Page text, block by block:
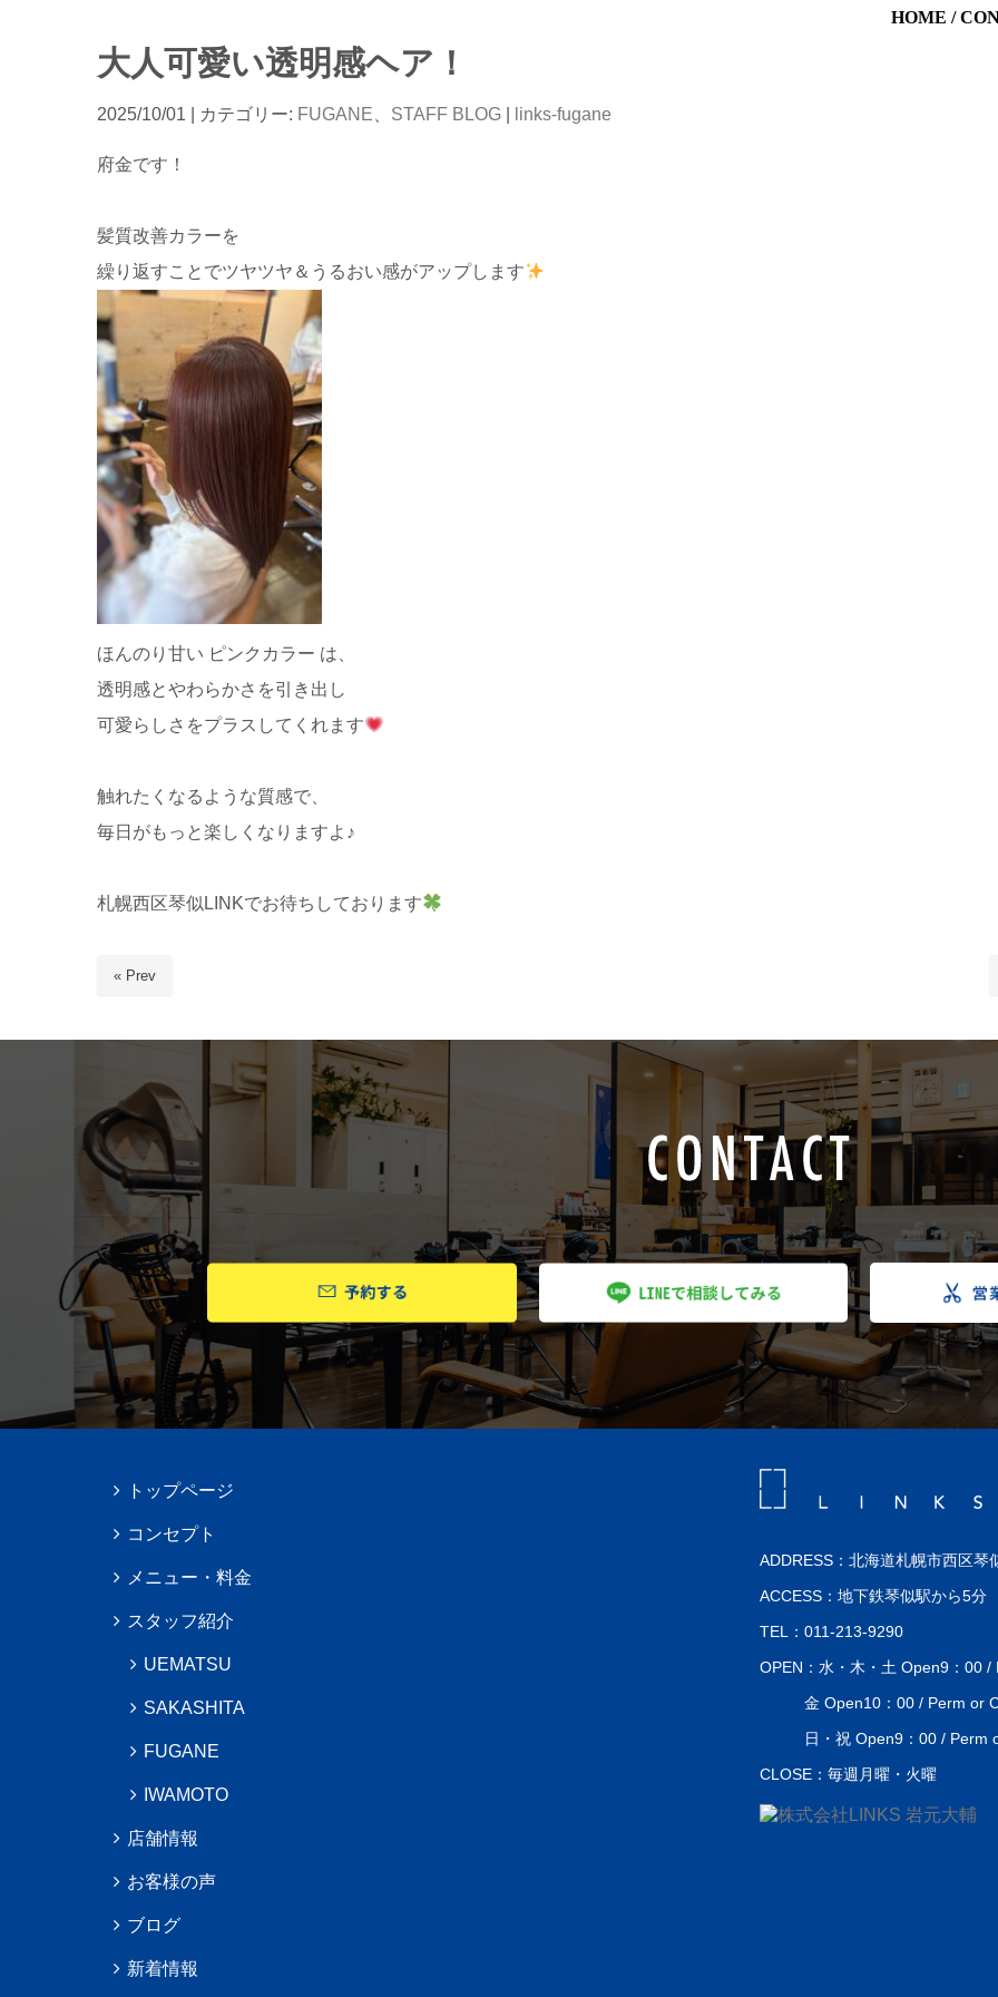
HOME /
大人可愛い透明感ヘア！
2025/10/01 | カテゴリー: FUGANE STAFF BLOG links-fugane
府金です！
髪質改善カラーを
繰り返すことでツヤツヤ＆うるおい感がアップします
ほんのり甘い ピンクカラー は、
透明感とやわらかさを引き出し
可愛らしさをプラスしてくれます
触れたくなるような質感で、
毎日がもっと楽しくなりますよ♪
札幌西区琴似LINKでお待ちしております
« Prev
トップページ
コンセプト
メニュー・料金
スタッフ紹介
UEMATSU
SAKASHITA
FUGANE
IWAMOTO
店舗情報
お客様の声
ブログ
新着情報
ADDRESS：北海道札幌市西区琴
ACCESS：地下鉄琴似駅から5分
TEL：011-213-9290
OPEN：水・木・土 Open9：00
金 Open10：00 / Perm or
日・祝 Open9：00 / Perm
CLOSE：毎週月曜・火曜